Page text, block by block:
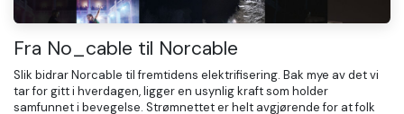
Fra No_cable til Norcable
Slik bidrar Norcable til fremtidens elektrifisering. Bak mye av det vi
tar for gitt i hverdagen, ligger en usynlig kraft som holder
samfunnet i bevegelse. Strømnettet er helt avgjørende for at folk